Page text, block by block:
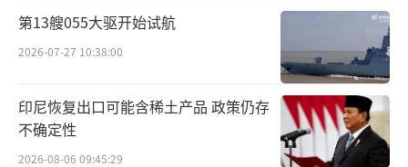
第13艘055大驱开始试航
2026-07-27 10:38:00
印尼恢复出口可能含稀土产品 政策仍存
不确定性
2026-08-06 09:45:29